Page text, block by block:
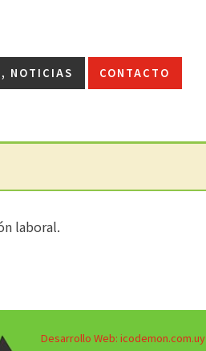
NOTICIAS CONTACTO
laboral.
Desarrollo Web: icodemon.com.uy